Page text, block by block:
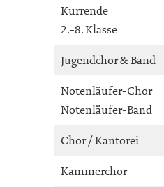
Kurrende
2.-8. Klasse
Jugendchor & Band
Notenläufer-Chor
Notenläufer-Band
Chor / Kantorei
Kammerchor